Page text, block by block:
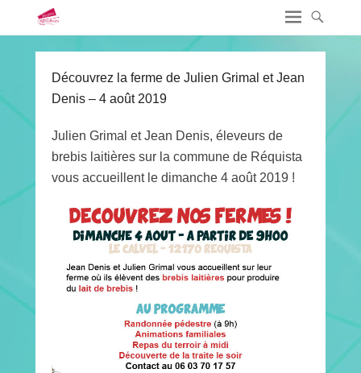
Découvrez la ferme de Julien Grimal et Jean
Denis – 4 août 2019
Julien Grimal et Jean Denis, éleveurs de
brebis laitières sur la commune de Réquista
vous accueillent le dimanche 4 août 2019 !